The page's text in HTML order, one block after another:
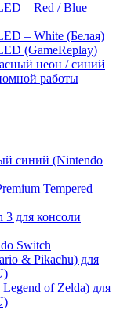
– Red / Blue
– White (Белая)
(GameReplay)
неон / синий
работы
синий (Nintendo
Tempered
3 для консоли
Switch
& Pikachu) для
of Zelda) для